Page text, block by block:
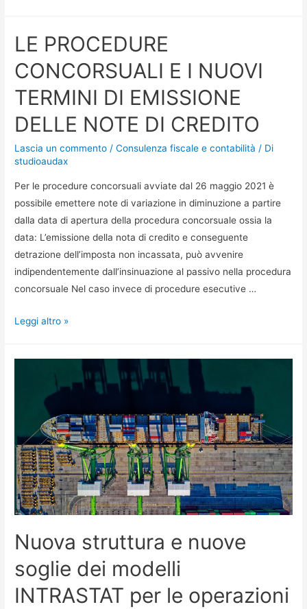
LE PROCEDURE
CONCORSUALI E I NUOVI
TERMINI DI EMISSIONE
DELLE NOTE DI CREDITO
Lascia un commento /Consulenza fiscale e contabilità / Di
studioaudax
Per le procedure concorsuali avviate dal 26 maggio 2021 è
possibile emettere note di variazione in diminuzione a partire
dalla data di apertura della procedura concorsuale ossia la
data: L’emissione della nota di credito e conseguente
detrazione dell’imposta non incassata, può avvenire
indipendentemente dall’insinuazione al passivo nella procedura
concorsuale Nel caso invece di procedure esecutive …
Leggi altro »
Nuova struttura e nuove
soglie dei modelli
INTRASTAT per le operazioni